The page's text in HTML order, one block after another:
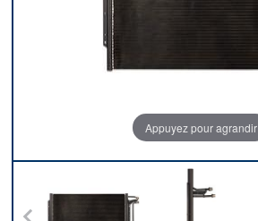
Appuyez pour agrandir